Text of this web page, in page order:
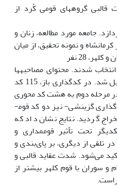
قالبی گروه­های قومی کُرد از
جامعه مورد مطالعه، زنان و
و نمونه تحقیق، از میان
28 نفر
شدند. محتوای مصاحبه­ها
طی سه مرحله کدگذاری و تحلیل شد. در کدگذاری باز، 115 کد
مرحله دوم به هشت کد محوری
گزینشی- نیز دو کد قوم­
گردید. نتایج نشان داد که
تحت تأثیر قوم­مداری و
تلقی از دیگری، بر پای‌بندی و
می‌شود. شدت عقاید قالبی و
و سوران با قوم کلهر بیش­تر از